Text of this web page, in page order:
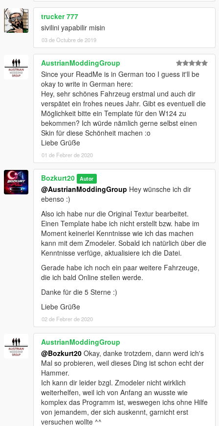
UZDGy42MmAjhmv0n6JiA (Bozkurt 20 Studio | Khan Of
Games 1907)
Deviantart: https://www.deviantart.com/bozkurt20mods
Discord: https://discord.gg/ebJG4YkD9W
trucker 777
sivilini yapabilir misin
03 de Octubre de 2019
AustrianModdingGroup
Since your ReadMe is in German too I guess it'll be
okay to write in German here:
Hey, sehr schönes Fahrzeug erstmal und auch dir
verspätet ein frohes neues Jahr. Gibt es eventuell die
Möglichkeit bitte ein Template für den W124 zu
bekommen? Ich würde nämlich gerne selbst einen
Skin für diese Schönheit machen :o
Liebe Grüße
01 de Febrer de 2020
Bozkurt20 Autor
@AustrianModdingGroup Hey wünsche ich dir
ebenso :)
Also ich habe nur die Original Textur bearbeitet.
Einen Template habe ich nicht erstellt bzw. habe im
Moment keinerlei Kenntnisse wie ich das machen
kann mit dem Zmodeler. Sobald ich natürlich über die
Kenntnisse verfüge, aktualisiere ich die Datei.
Gerade habe ich noch ein paar weitere Fahrzeuge,
die ich bald Online stellen werde.
Danke für die 5 Sterne :)
Liebe Grüße
02 de Febrer de 2020
AustrianModdingGroup
@Bozkurt20 Okay, danke trotzdem, dann werd ich's
Mal so probieren, weil dieses Ding ist schon echt der
Hammer.
Ich kann dir leider bzgl. Zmodeler nicht wirklich
weiterhelfen, weil ich von Anfang an wusste wie
komplex das Programm ist, weswegen ichs ohne Hilfe
von jemandem, der sich auskennt, garnicht erst
versuchen wollte ^^